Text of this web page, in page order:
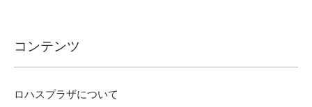
コンテンツ
ロハスプラザについて